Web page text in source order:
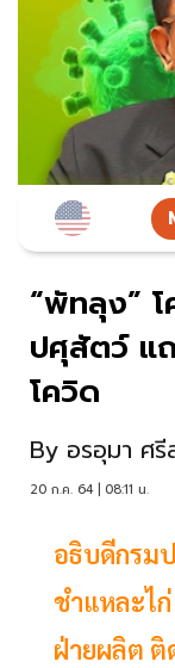
“พัทลุง”
ปศุสัตว์ แ
โควิด
By อรอุมา ศ
20 ก.ค. 64 | 08:11 น.
อธิบดีกรม
ชำแหละไ
ฝ่ายผลิต ติ